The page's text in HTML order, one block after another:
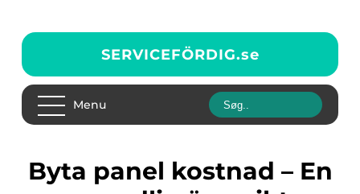
SERVICEFÖRDIG.se
Menu
Byta panel kostnad – En